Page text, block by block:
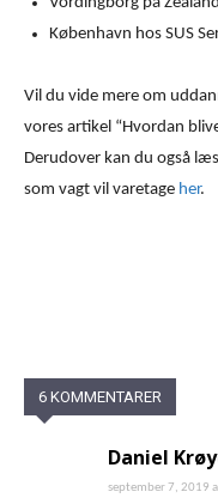
København hos SUS
Vil du vide mere om
vores artikel “Hvordan
Derudover kan du også
som vagt vil varetage her.
6 KOMMENTARER
Daniel
september 7, 2019